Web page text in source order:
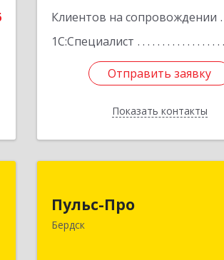
Клиентов на сопровождении
1С:Специалист
Отправить заявку
Показать контакты
Отправить заявку
Назад
Пульс-Про
Бердск
633010, Новосибирская обл,